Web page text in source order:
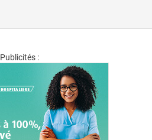
Publicités :